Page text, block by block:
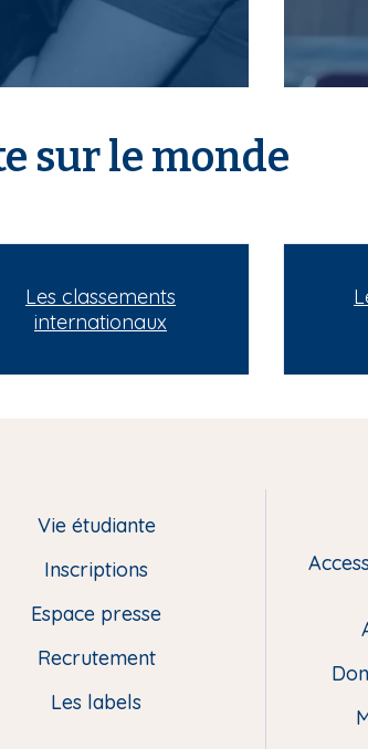
sur le monde
Les classements
internationaux
Vie étudiante
Inscriptions
Espace presse
Recrutement
Les labels